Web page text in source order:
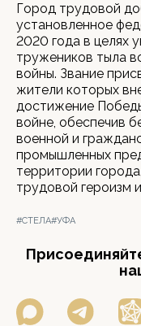
Город трудовой
установленное
2020 года в целях
тружеников тыла
войны. Звание
жители которых
достижение
войне, обеспечив
военной и
промышленных
территории
трудовой героизм
#СТЕЛА#УФА